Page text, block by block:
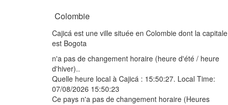
Colombie
Cajicá est une ville située en Colombie dont la capitale
est Bogota
n'a pas de changement horaire (heure d'été / heure
d'hiver)..
Quelle heure local à Cajicá : 15:50:27. Local Time:
07/08/2026 15:50:23
Ce pays n'a pas de changement horaire (Heures